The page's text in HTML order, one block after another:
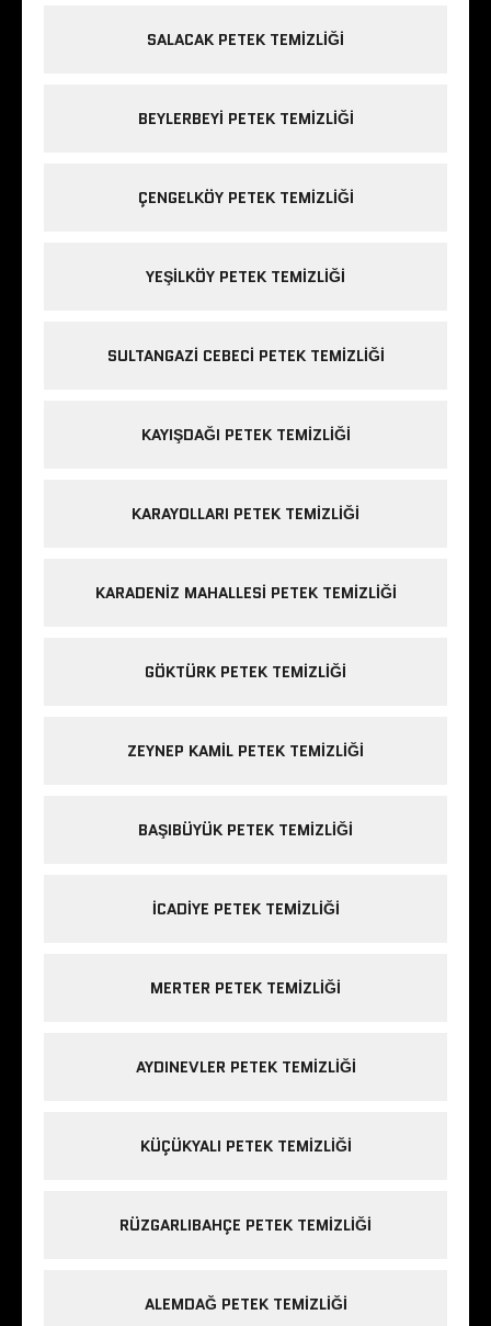
SALACAK PETEK TEMIZLIĞI
BEYLERBEYI PETEK TEMIZLIĞI
ÇENGELKÖY PETEK TEMIZLIĞI
YEŞILKÖY PETEK TEMIZLIĞI
SULTANGAZI CEBECI PETEK TEMIZLIĞI
KAYIŞDAĞI PETEK TEMIZLIĞI
KARAYOLLARI PETEK TEMIZLIĞI
KARADENIZ MAHALLESI PETEK TEMIZLIĞI
GÖKTÜRK PETEK TEMIZLIĞI
ZEYNEP KAMIL PETEK TEMIZLIĞI
BAŞIBÜYÜK PETEK TEMIZLIĞI
ICADIYE PETEK TEMIZLIĞI
MERTER PETEK TEMIZLIĞI
AYDINEVLER PETEK TEMIZLIĞI
KÜÇÜKYALI PETEK TEMIZLIĞI
RÜZGARLIBAHÇE PETEK TEMIZLIĞI
ALEMDAĞ PETEK TEMIZLIĞI